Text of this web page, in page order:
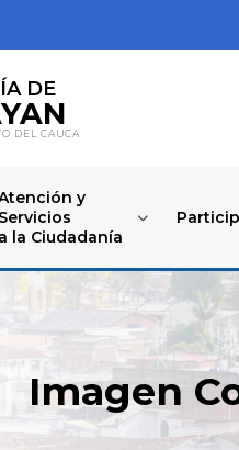
DE
DEL CAUCA
y
Servicios
a la Ciudadanía
Imagen